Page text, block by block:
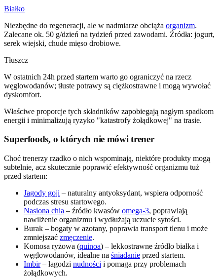
Białko
Niezbędne do regeneracji, ale w nadmiarze obciąża organizm.
Zalecane ok. 50 g/dzień na tydzień przed zawodami. Źródła: jogurt,
serek wiejski, chude mięso drobiowe.
Tłuszcz
W ostatnich 24h przed startem warto go ograniczyć na rzecz
węglowodanów; tłuste potrawy są ciężkostrawne i mogą wywołać
dyskomfort.
Właściwe proporcje tych składników zapobiegają nagłym spadkom
energii i minimalizują ryzyko "katastrofy żołądkowej" na trasie.
Superfoods, o których nie mówi trener
Choć trenerzy rzadko o nich wspominają, niektóre produkty mogą
subtelnie, acz skutecznie poprawić efektywność organizmu tuż
przed startem:
Jagody goji – naturalny antyoksydant, wspiera odporność
podczas stresu startowego.
Nasiona chia – źródło kwasów omega-3, poprawiają
nawilżenie organizmu i wydłużają uczucie sytości.
Burak – bogaty w azotany, poprawia transport tlenu i może
zmniejszać zmęczenie.
Komosa ryżowa (quinoa) – lekkostrawne źródło białka i
węglowodanów, idealne na śniadanie przed startem.
Imbir– łagodzi nudności i pomaga przy problemach
żołądkowych.